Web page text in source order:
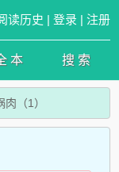
读历史 | 登录 | 注册
本 搜 索
肉（1）